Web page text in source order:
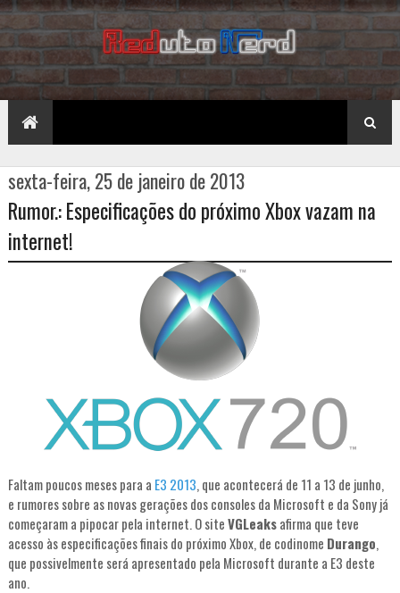
sexta-feira, 25 de janeiro de 2013
Rumor.: Especificações do próximo Xbox vazam na
internet!
Faltam poucos meses para a E3 2013, que acontecerá de 11 a 13 de junho,
e rumores sobre as novas gerações dos consoles da Microsoft e da Sony já
começaram a pipocar pela internet. O siteVGLeaksafirma que teve
acesso às especificações finais do próximo Xbox, de codinome Durango,
que possivelmente será apresentado pela Microsoft durante a E3 deste
ano.